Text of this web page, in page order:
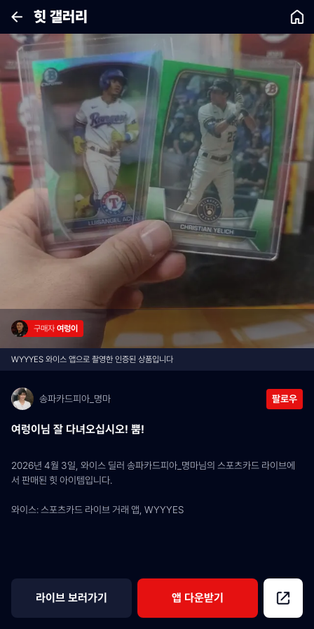
힛 갤러리
구매자 여렁이
WYYYES 와이스 앱으로 촬영한 인증된 상품입니다
송파카드피아_명마 팔로우
여렁이님 잘 다녀오십시오! 뿜!
2026년 4월 3일, 와이스 딜러 송파카드피아_명마님의 스포츠카드 라이브에
서 판매된 힛 아이템입니다.
와이스: 스포츠카드 라이브 거래 앱, WYYYES
라이브 보러가기 앱 다운받기